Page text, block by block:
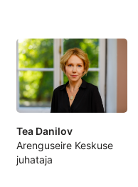
Tea Danilov
Arenguseire Keskuse
juhataja